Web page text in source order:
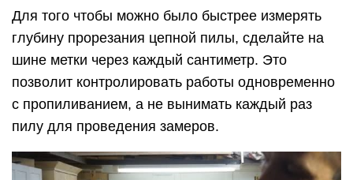
Для того чтобы можно было быстрее измерять
глубину прорезания цепной пилы, сделайте на
шине метки через каждый сантиметр. Это
позволит контролировать работы одновременно
с пропиливанием, а не вынимать каждый раз
пилу для проведения замеров.